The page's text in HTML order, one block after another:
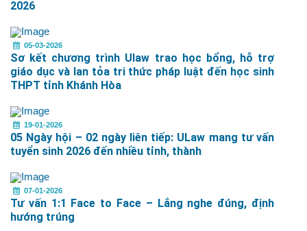
2026
05-03-2026
Sơ kết chương trình Ulaw trao học bổng, hỗ trợ
giáo dục và lan tỏa tri thức pháp luật đến học sinh
THPT tỉnh Khánh Hòa
19-01-2026
05 Ngày hội – 02 ngày liên tiếp: ULaw mang tư vấn
tuyển sinh 2026 đến nhiều tỉnh, thành
07-01-2026
Tư vấn 1:1 Face to Face – Lắng nghe đúng, định
hướng trúng